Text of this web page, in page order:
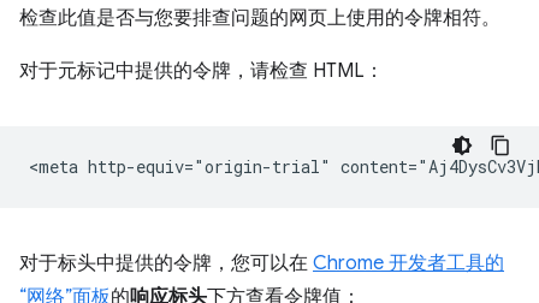
检查此值是否与您要排查问题的网页上使用的令牌相符。
对于元标记中提供的令牌，请检查 HTML：
对于标头中提供的令牌，您可以在 Chrome 开发者工具的
“网络”面板的响应标头下方查看令牌值：